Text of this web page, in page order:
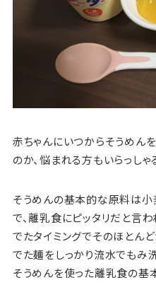
赤ちゃんにいつからそうめん
のか、悩まれる方もいらっしゃ
そうめんの基本的な原料は小
で、離乳食にピッタリだと言
でたタイミングでそのほとん
でた麺をしっかり流水でもみ
そうめんを使った離乳食の基